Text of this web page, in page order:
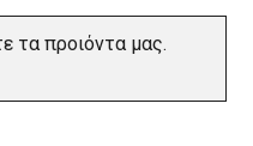
τα προιόντα μας.